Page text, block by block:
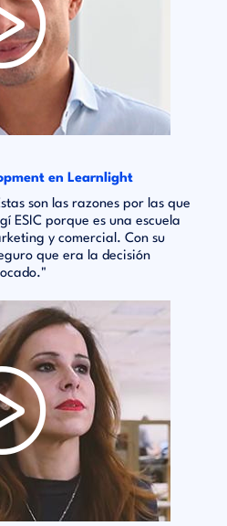
en Learnlight
son las razones por las que
ESIC porque es una escuela
y comercial. Con su
que era la decisión